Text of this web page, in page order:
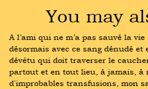
You may
A l’ami qui ne m’a pas sauvé la
désormais avec ce sang dénudé et
dévêtu qui doit traverser le
partout et en tout lieu, à jamais, à
d'improbables transfusions, mon